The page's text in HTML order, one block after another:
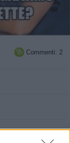
 Commenti: 2